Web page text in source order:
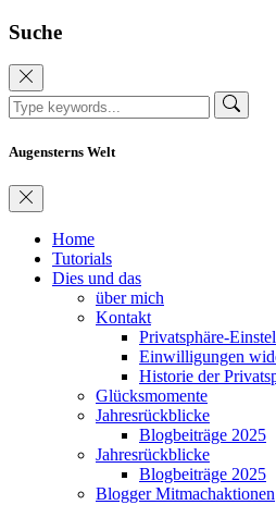
Suche
Augensterns Welt
Home
Tutorials
Dies und das
über mich
Kontakt
Privatsphäre-
Einwilligungen
Historie der
Glücksmomente
Jahresrückblicke
Blogbeiträge 2025
Jahresrückblicke
Blogbeiträge 2025
Blogger Mitmachaktionen